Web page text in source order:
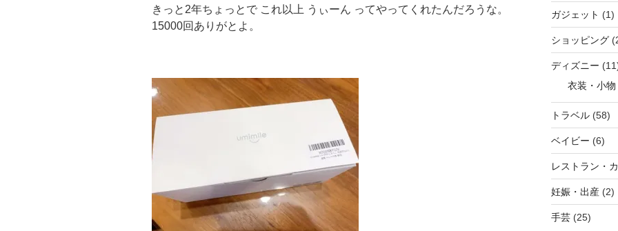
きっと2年ちょっとで これ以上 うぃーん ってやってくれたんだろうな。
15000回ありがとよ。
ガジェット (1)
ショッピング
ディズニー
衣装・小物
トラベル(58)
ベイビー (6)
レストラン・
妊娠・出産(2)
手芸(25)